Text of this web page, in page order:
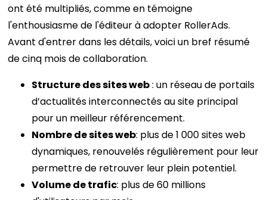
ont été multipliés, comme en témoigne
l'enthousiasme de l'éditeur à adopter RollerAds.
Avant d'entrer dans les détails, voici un bref résumé
de cinq mois de collaboration.
Structure des sites web: un réseau de portails
d’actualités interconnectés au site principal
pour un meilleur référencement.
Nombre de sites web: plus de 1 000 sites web
dynamiques, renouvelés régulièrement pour leur
permettre de retrouver leur plein potentiel.
Volume de trafic: plus de 60 millions